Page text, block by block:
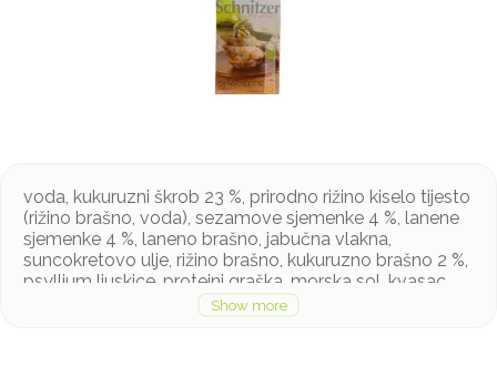
voda, kukuruzni škrob 23 %, prirodno rižino kiselo tijesto
(rižino brašno, voda), sezamove sjemenke 4 %, lanene
sjemenke 4 %, laneno brašno, jabučna vlakna,
suncokretovo ulje, rižino brašno, kukuruzno brašno 2 %,
psyllium ljuskice, proteini graška, morska sol, kvasac,
zgušnjivači: guar guma, ksantan guma; začini
Proizvod može sadržavati sezam, lupinu, jaja i soju u